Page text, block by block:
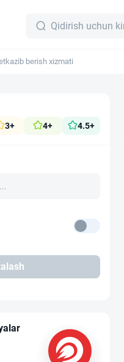
berish xizmati
3+ 4+ 4.5+